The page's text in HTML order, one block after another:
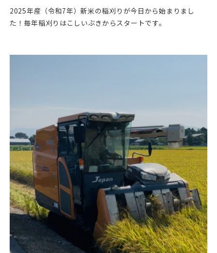
2025年産（令和7年）新米の稲刈りが今日から始まりまし
た！毎年稲刈りはこしいぶきからスタートです。